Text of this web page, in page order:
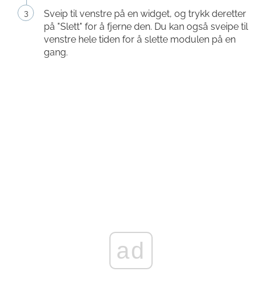
Sveip til venstre på en widget, og trykk deretter
på "Slett" for å fjerne den. Du kan også sveipe til
venstre hele tiden for å slette modulen på en
gang.
ad